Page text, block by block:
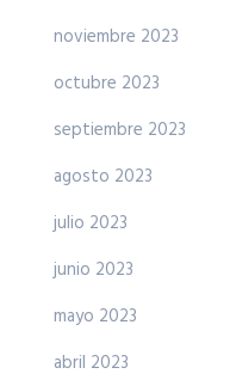
noviembre 2023
octubre 2023
septiembre 2023
agosto 2023
julio 2023
junio 2023
mayo 2023
abril 2023